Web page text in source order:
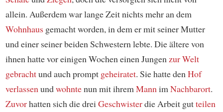
allein. Außerdem war lange Zeit nichts mehr an dem
Wohnhausgemacht worden, in dem er mit seiner Mutter
und einer seiner beiden Schwestern lebte. Die ältere von
ihnen hatte vor einigen Wochen einen Jungenzur Welt
gebrachtund auch prompt geheiratet. Sie hatte denHof
verlassenundwohntenun mit ihremMannimNachbarort.
Zuvorhatten sich die dreiGeschwisterdie Arbeit gutteilen